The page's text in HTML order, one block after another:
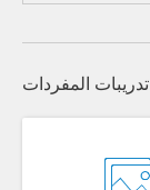
تدريبات المفردات